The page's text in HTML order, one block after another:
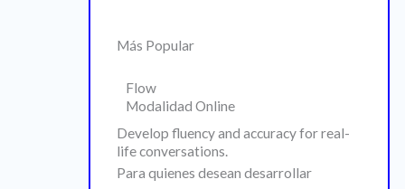
Más Popular
Flow
Modalidad Online
Develop fluency and accuracy for real-
life conversations.
Para quienes desean desarrollar